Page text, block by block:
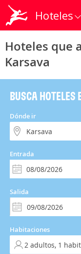
Hoteles
Hoteles que
Karsava
BUSCA HOTELES
Dónde ir
Entrada
Salida
Habitaciones